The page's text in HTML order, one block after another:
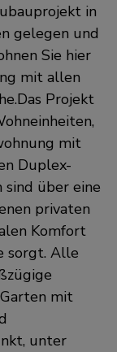
in
gelegen und
Sie hier
mit allen
Projekt
mit
Duplex-
sind über eine
privaten
Komfort
sorgt. Alle
mit
unter